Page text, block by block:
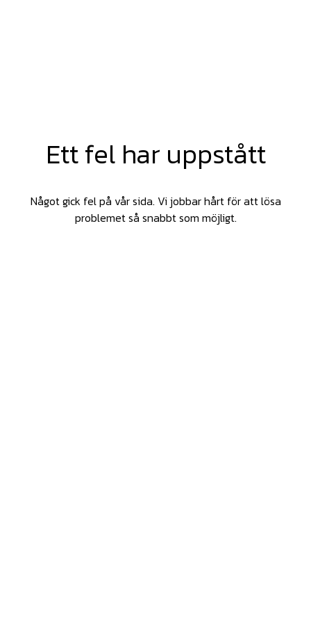
Ett fel har uppstått
Något gick fel på vår sida. Vi jobbar hårt för att lösa
problemet så snabbt som möjligt.